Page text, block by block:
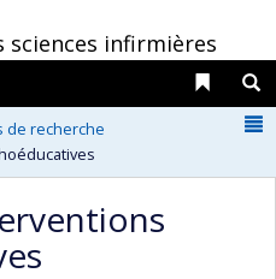
sciences infirmières
Liens
de recherche